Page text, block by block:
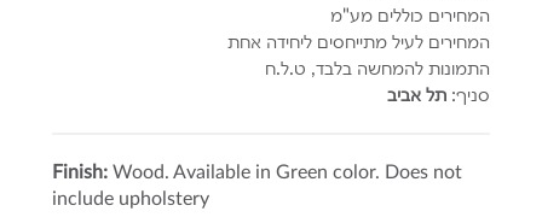
המחירים כוללים מע"מ
המחירים לעיל מתייחסים ליחידה אחת
התמונות להמחשה בלבד, ט.ל.ח
סניף: תל אביב
Finish:Wood. Available in Green color. Does not
include upholstery